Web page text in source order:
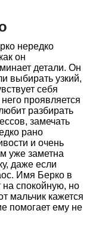
нередко
он
детали. Он
выбирать узкий,
себя
проявляется
разбирать
замечать
рано
и очень
уже заметна
даже если
Имя Берко в
на спокойную, но
мальчик кажется
помогает ему не